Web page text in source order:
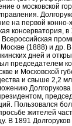
о московской
на первой
(1888) и др.
дней и
председателем
и Московской
и свыше 2,2
Пользовался
жителей
В 1891